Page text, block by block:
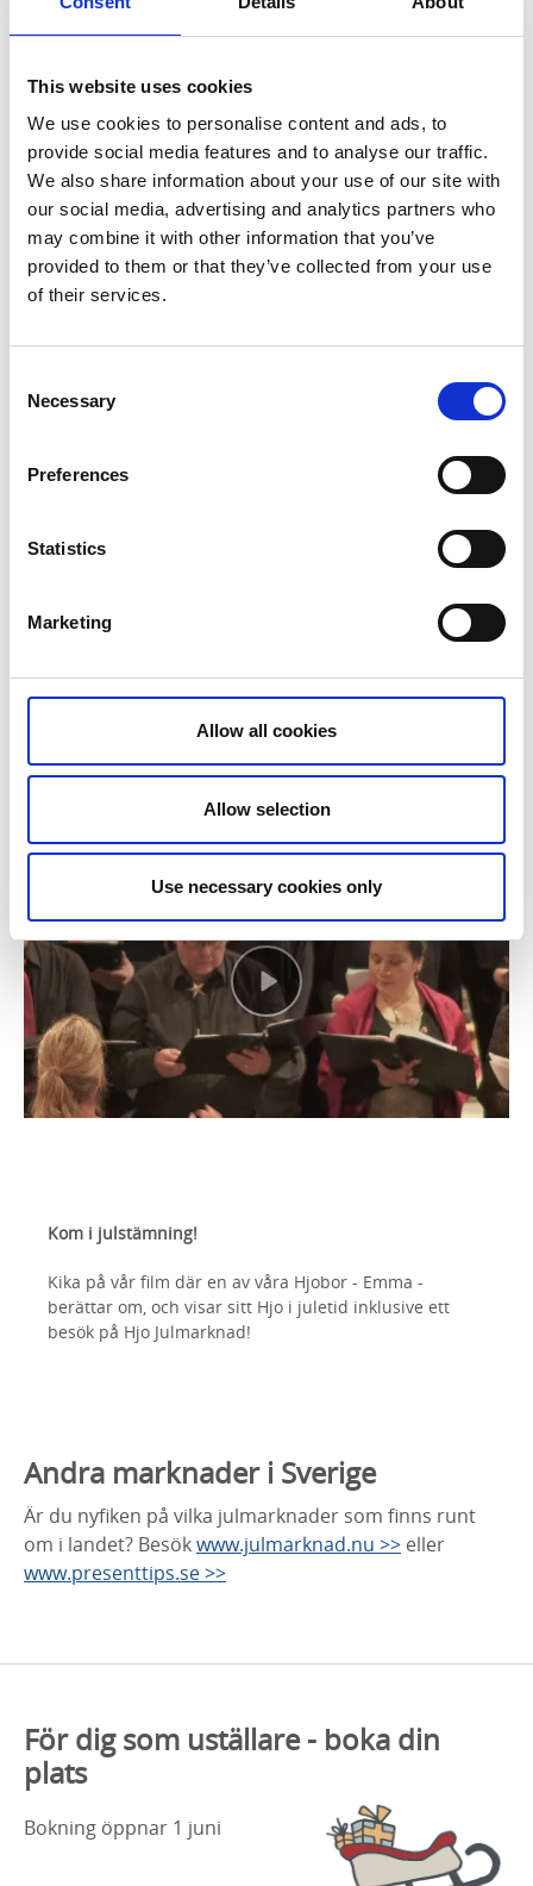
This website uses cookies
We use cookies to personalise content and ads, to
provide social media features and to analyse our traffic.
We also share information about your use of our site with
our social media, advertising and analytics partners who
may combine it with other information that you’ve
provided to them or that they’ve collected from your use
of their services.
Selection
Necessary
Preferences
Statistics
Marketing
Allow all cookies
Allow selection
Use necessary cookies only
Kom i julstämning!
Kika på vår film där en av våra Hjobor - Emma -
berättar om, och visar sitt Hjo i juletid inklusive ett
besök på Hjo Julmarknad!
Andra marknader i Sverige
Är du nyfiken på vilka julmarknader som finns runt
om i landet? Besökwww.julmarknad.nu >> eller
www.presenttips.se >>
För dig som uställare - boka din
plats
Bokning öppnar 1 juni